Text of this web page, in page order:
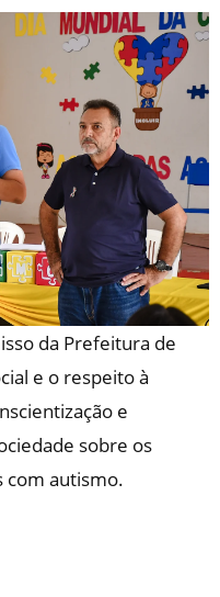
da Prefeitura de
e o respeito à
e
sobre os
com autismo.